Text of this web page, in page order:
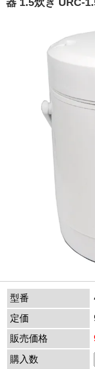
器 1.5炊き URC-
型番
定価
販売価格
購入数